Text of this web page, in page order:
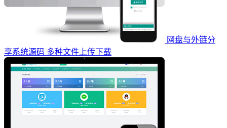
网盘与外链分
享系统源码 多种文件上传下载